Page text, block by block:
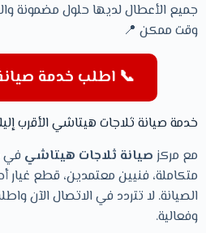
جميع الأعطال لديها حلول مضمونة
وقت ممكن 📍
📞 اطلب خدمة
خدمة صيانة ثلاجات هيتاشي الأقرب
مع مركز صيانة ثلاجات هيتاشي في
متكاملة، فنيين معتمدين، قطع
الصيانة. لا تتردد في الاتصال الآن
وفعالية.